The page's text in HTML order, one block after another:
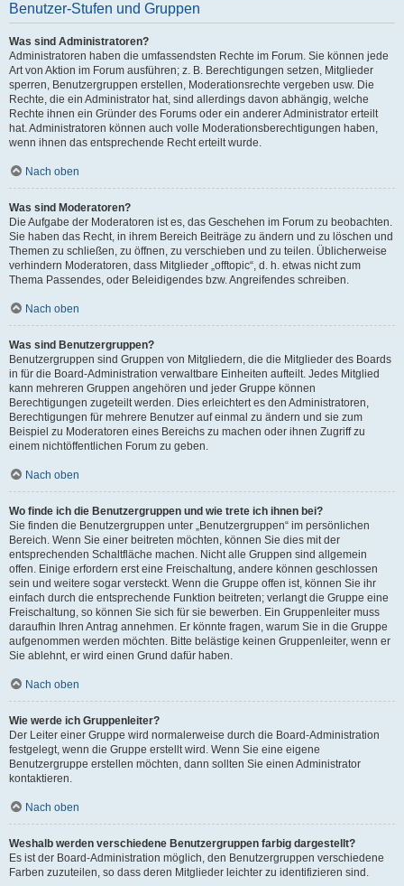
Benutzer-Stufen und Gruppen
Was sind Administratoren?
Administratoren haben die umfassendsten Rechte im Forum. Sie können jede
Art von Aktion im Forum ausführen; z. B. Berechtigungen setzen, Mitglieder
sperren, Benutzergruppen erstellen, Moderationsrechte vergeben usw. Die
Rechte, die ein Administrator hat, sind allerdings davon abhängig, welche
Rechte ihnen ein Gründer des Forums oder ein anderer Administrator erteilt
hat. Administratoren können auch volle Moderationsberechtigungen haben,
wenn ihnen das entsprechende Recht erteilt wurde.
Nach oben
Was sind Moderatoren?
Die Aufgabe der Moderatoren ist es, das Geschehen im Forum zu beobachten.
Sie haben das Recht, in ihrem Bereich Beiträge zu ändern und zu löschen und
Themen zu schließen, zu öffnen, zu verschieben und zu teilen. Üblicherweise
verhindern Moderatoren, dass Mitglieder „offtopic“, d. h. etwas nicht zum
Thema Passendes, oder Beleidigendes bzw. Angreifendes schreiben.
Nach oben
Was sind Benutzergruppen?
Benutzergruppen sind Gruppen von Mitgliedern, die die Mitglieder des Boards
in für die Board-Administration verwaltbare Einheiten aufteilt. Jedes Mitglied
kann mehreren Gruppen angehören und jeder Gruppe können
Berechtigungen zugeteilt werden. Dies erleichtert es den Administratoren,
Berechtigungen für mehrere Benutzer auf einmal zu ändern und sie zum
Beispiel zu Moderatoren eines Bereichs zu machen oder ihnen Zugriff zu
einem nichtöffentlichen Forum zu geben.
Nach oben
Wo finde ich die Benutzergruppen und wie trete ich ihnen bei?
Sie finden die Benutzergruppen unter „Benutzergruppen“ im persönlichen
Bereich. Wenn Sie einer beitreten möchten, können Sie dies mit der
entsprechenden Schaltfläche machen. Nicht alle Gruppen sind allgemein
offen. Einige erfordern erst eine Freischaltung, andere können geschlossen
sein und weitere sogar versteckt. Wenn die Gruppe offen ist, können Sie ihr
einfach durch die entsprechende Funktion beitreten; verlangt die Gruppe eine
Freischaltung, so können Sie sich für sie bewerben. Ein Gruppenleiter muss
daraufhin Ihren Antrag annehmen. Er könnte fragen, warum Sie in die Gruppe
aufgenommen werden möchten. Bitte belästige keinen Gruppenleiter, wenn er
Sie ablehnt, er wird einen Grund dafür haben.
Nach oben
Wie werde ich Gruppenleiter?
Der Leiter einer Gruppe wird normalerweise durch die Board-Administration
festgelegt, wenn die Gruppe erstellt wird. Wenn Sie eine eigene
Benutzergruppe erstellen möchten, dann sollten Sie einen Administrator
kontaktieren.
Nach oben
Weshalb werden verschiedene Benutzergruppen farbig dargestellt?
Es ist der Board-Administration möglich, den Benutzergruppen verschiedene
Farben zuzuteilen, so dass deren Mitglieder leichter zu identifizieren sind.